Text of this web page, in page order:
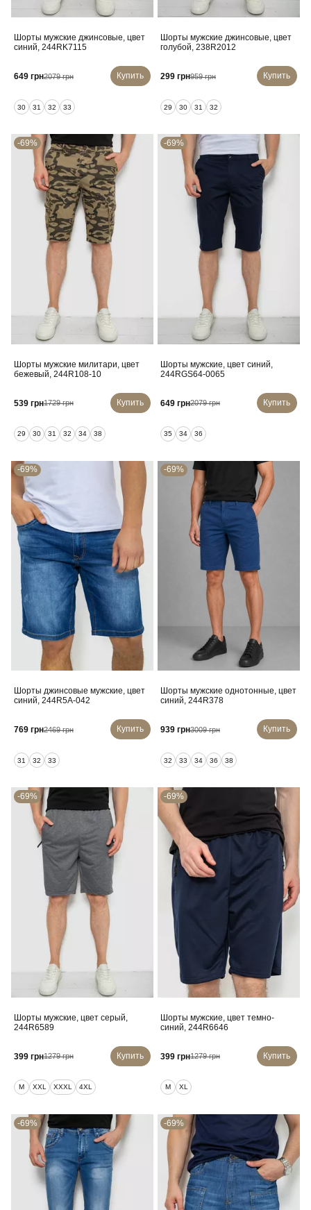
Шорты мужские джинсовые, цвет
синий, 244RK7115
649 грн2079 грн Купить
30 31 32 33
Шорты мужские джинсовые, цвет
голубой, 238R2012
299 грн959 грн Купить
29 30 31 32
-69%
Шорты мужские милитари, цвет
бежевый, 244R108-10
539 грн1729 грн Купить
29 30 31 32 34 38
-69%
Шорты мужские, цвет синий,
244RGS64-0065
649 грн2079 грн Купить
35 34 36
-69%
Шорты джинсовые мужские, цвет
синий, 244R5A-042
769 грн2469 грн Купить
31 32 33
-69%
Шорты мужские однотонные, цвет
синий, 244R378
939 грн3009 грн Купить
32 33 34 36 38
-69%
Шорты мужские, цвет серый,
244R6589
399 грн1279 грн Купить
M XXL XXXL 4XL
-69%
Шорты мужские, цвет темно-
синий, 244R6646
399 грн1279 грн Купить
M XL
-69% -69%